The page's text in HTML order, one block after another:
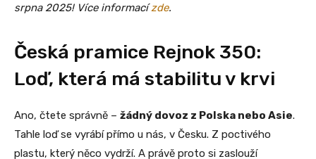
srpna 2025! Více informacízde.
Česká pramice Rejnok 350:
Loď, která má stabilitu v krvi
Ano, čtete správně – žádný dovoz z Polska nebo Asie.
Tahle loď se vyrábí přímo u nás, v Česku. Z poctivého
plastu, který něco vydrží. A právě proto si zaslouží